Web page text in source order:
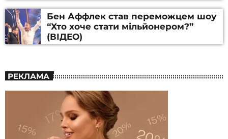
Бен Аффлек став переможцем шоу
“Хто хоче стати мільйонером?”
(ВІДЕО)
РЕКЛАМА